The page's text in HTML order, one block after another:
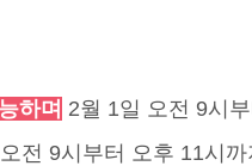
하며 2월 1일 오전 9시부
전 9시부터 오후 11시까